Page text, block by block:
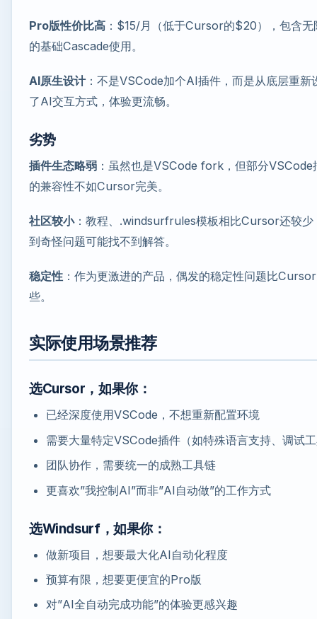
Pro版性价比高 ：$15/月（低于Cursor的$20），包含无
的基础Cascade使用。
AI原生设计：不是VSCode加个AI插件，而是从底层重新
了AI交互方式，体验更流畅。
劣势
插件生态略弱 ：虽然也是VSCode fork，但部分VSCode
的兼容性不如Cursor完美。
社区较小：教程、.windsurfrules模板相比Cursor还较少
到奇怪问题可能找不到解答。
稳定性 ：作为更激进的产品，偶发的稳定性问题比
些。
实际使用场景推荐
选Cursor，如果你：
已经深度使用VSCode，不想重新配置环境
需要大量特定VSCode插件（如特殊语言支持、调试
团队协作，需要统一的成熟工具链
更喜欢”我控制AI”而非”AI自动做”的工作方式
选Windsurf，如果你：
做新项目，想要最大化AI自动化程度
预算有限，想要更便宜的Pro版
对”AI全自动完成功能”的体验更感兴趣